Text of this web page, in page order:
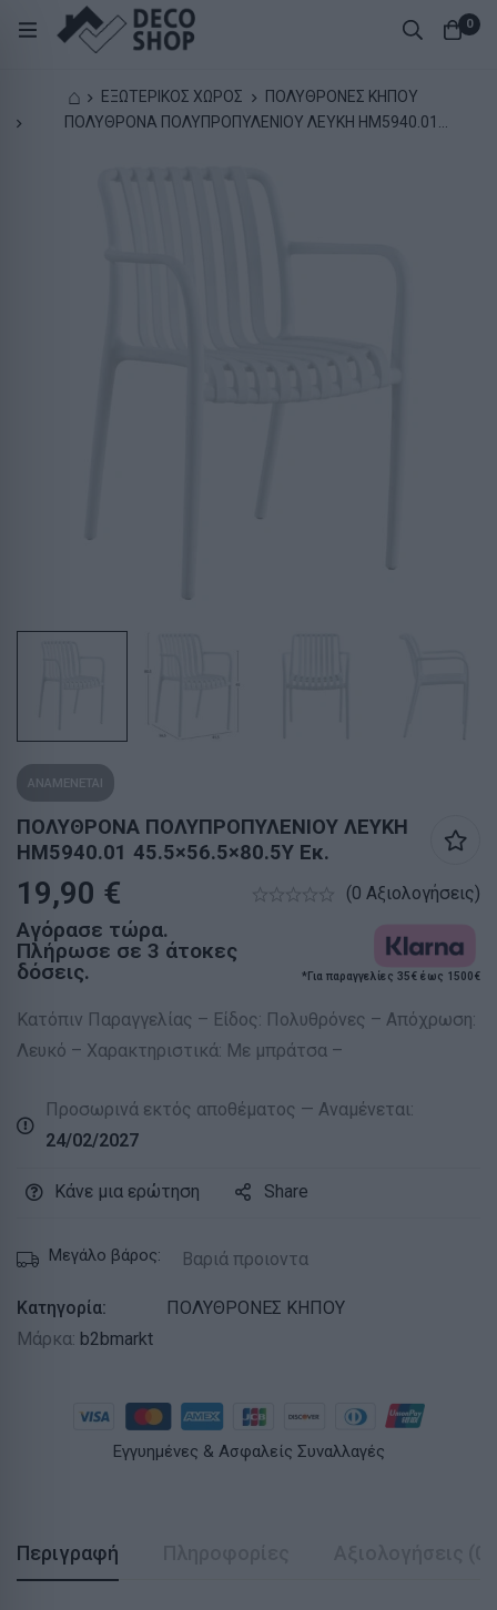
0
⌂ ΕΞΩΤΕΡΙΚΟΣ ΧΩΡΟΣ
ΠΟΛΥΘΡΟΝΕΣ ΚΗΠΟΥ
ΠΟΛΥΘΡΟΝΑ ΠΟΛΥΠΡΟΠΥΛΕΝΙΟΥ ΛΕΥΚΗ HM5940.01
ΑΝΑΜΕΝΕΤΑΙ
ΠΟΛΥΘΡΟΝΑ ΠΟΛΥΠΡΟΠΥΛΕΝΙΟΥ ΛΕΥΚΗ
HM5940.01 45.5×56.5×80.5Υ Εκ.
19,90 € (0 Αξιολογήσεις)
Αγόρασε τώρα.
Πλήρωσε σε 3 άτοκες
δόσεις.
*Για παραγγελίες 35€ έως 1500€
Κατόπιν Παραγγελίας – Είδος: Πολυθρόνες – Απόχρωση:
Λευκό – Χαρακτηριστικά: Με μπράτσα –
Προσωρινά εκτός αποθέματος — Αναμένεται:
24/02/2027
Κάνε μια ερώτηση Share
Μεγάλο βάρος: Βαριά προιοντα
Κατηγορία:
ΠΟΛΥΘΡΟΝΕΣ ΚΗΠΟΥ
Μάρκα: b2bmarkt
Εγγυημένες & Ασφαλείς Συναλλαγές
Περιγραφή